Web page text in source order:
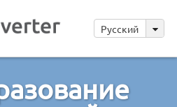
Русский